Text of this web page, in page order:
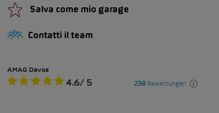
Salva come mio garage
Contatti il team